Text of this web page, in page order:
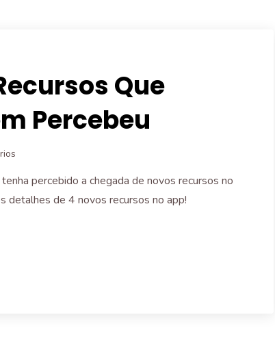
Que
Percebeu
percebido a chegada de novos recursos no
detalhes de 4 novos recursos no app!